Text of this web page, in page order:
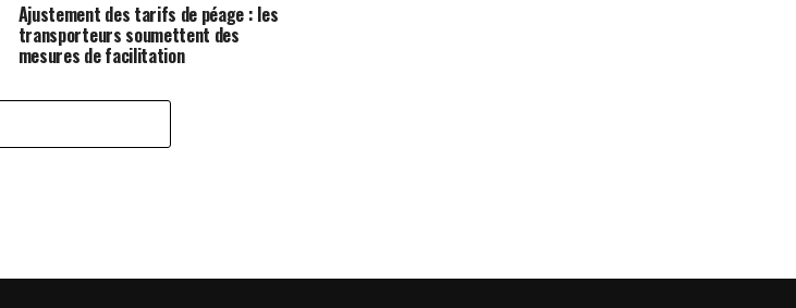
Ajustement des tarifs de péage : les
transporteurs soumettent des
mesures de facilitation